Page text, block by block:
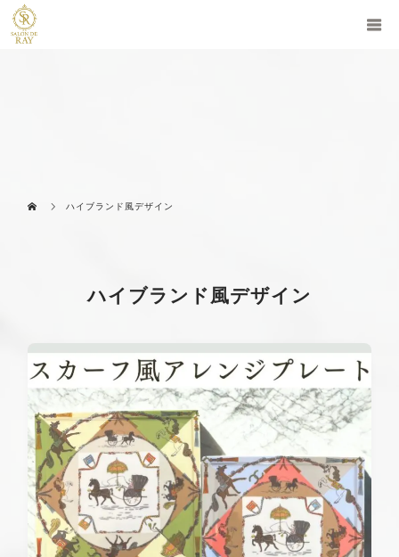
ハイブランド風デザイン
ハイブランド風デザイン